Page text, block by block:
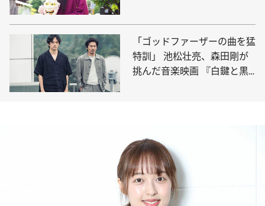
「ゴッドファーザーの曲を猛
特訓」 池松壮亮、森田剛が
挑んだ音楽映画 『白鍵と黒